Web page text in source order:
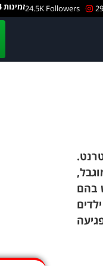
24.5K Followersזמינות 24 שעות ביממה למקרי חירום
בהם